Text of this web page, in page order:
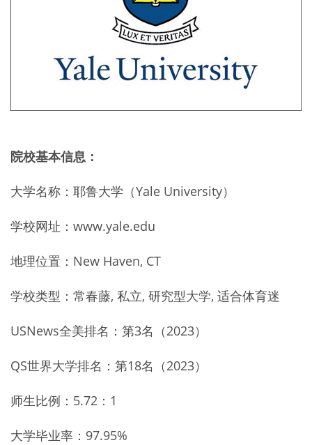
院校基本信息：
大学名称：耶鲁大学（Yale University）
学校网址：www.yale.edu
地理位置：New Haven, CT
学校类型：常春藤, 私立, 研究型大学, 适合体育迷
USNews全美排名：第3名（2023）
QS世界大学排名：第18名（2023）
师生比例：5.72：1
大学毕业率：97.95%